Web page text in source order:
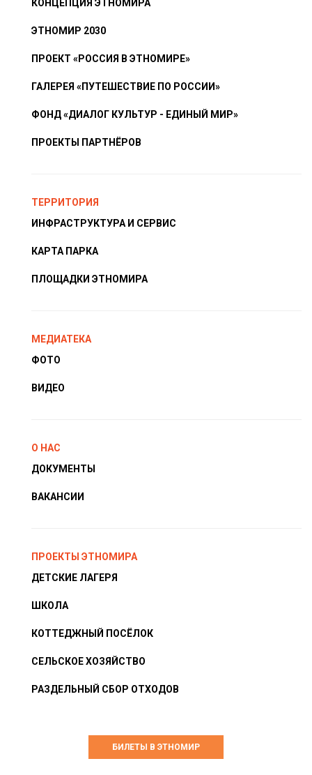
КОНЦЕПЦИЯ ЭТНОМИРА
ЭТНОМИР 2030
ПРОЕКТ «РОССИЯ В ЭТНОМИРЕ»
ГАЛЕРЕЯ «ПУТЕШЕСТВИЕ ПО РОССИИ»
ФОНД «ДИАЛОГ КУЛЬТУР - ЕДИНЫЙ МИР»
ПРОЕКТЫ ПАРТНЁРОВ
ТЕРРИТОРИЯ
ИНФРАСТРУКТУРА И СЕРВИС
КАРТА ПАРКА
ПЛОЩАДКИ ЭТНОМИРА
МЕДИАТЕКА
ФОТО
ВИДЕО
О НАС
ДОКУМЕНТЫ
ВАКАНСИИ
ПРОЕКТЫ ЭТНОМИРА
ДЕТСКИЕ ЛАГЕРЯ
ШКОЛА
КОТТЕДЖНЫЙ ПОСЁЛОК
СЕЛЬСКОЕ ХОЗЯЙСТВО
РАЗДЕЛЬНЫЙ СБОР ОТХОДОВ
БИЛЕТЫ В ЭТНОМИР